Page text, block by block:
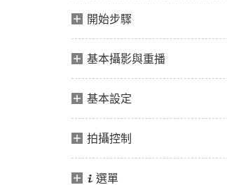
開始步驟
基本攝影與重播
基本設定
拍攝控制
i 選單